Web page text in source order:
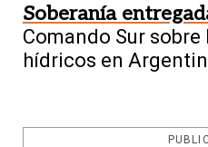
Soberanía
Comando Sur sobre
hídricos en